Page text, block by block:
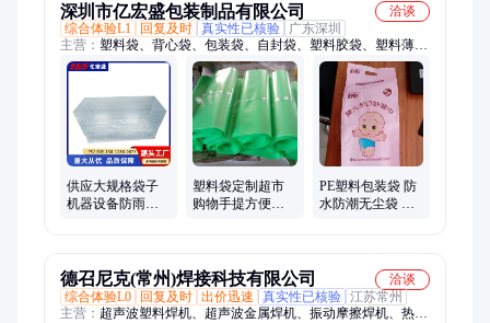
深圳市亿宏盛包装制品有限公司
洽谈
综合体验L1
回复及时 真实性已核验
广东深圳
主营： 塑料袋、背心袋、包装袋、自封袋、塑料胶袋、塑料薄
膜、CPE磨砂袋、印刷服装袋、磨砂手提袋、磨砂平口袋、快餐
打包袋、自封拉链袋、打包缠绕膜、外卖打包袋、防水密封袋、
塑料胶条袋、服装自粘袋、防静电平口袋、珍珠棉覆膜袋、硬盘
绝缘袋子、物流包装塑料、防静电屏蔽袋、PE胶袋、OPP胶袋、
防静电胶袋
供应大规格袋子
机器设备防雨防
塑料袋定制超市
购物手提方便袋
PE塑料包装袋 防
水防潮无尘袋 密
德召尼克(常州)焊接科技有限公司
洽谈
综合体验L0
回复及时 出价迅速 真实性已核验 江苏常州
主营： 超声波塑料焊机、超声波金属焊机、振动摩擦焊机、热板